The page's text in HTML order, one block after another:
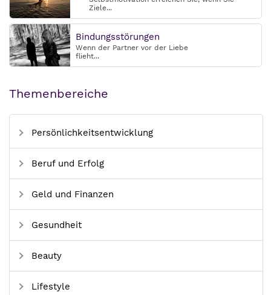
Ziele...
Bindungsstörungen
Wenn der Partner vor der Liebe
flieht...
Themenbereiche
Persönlichkeitsentwicklung
Beruf und Erfolg
Geld und Finanzen
Gesundheit
Beauty
Lifestyle